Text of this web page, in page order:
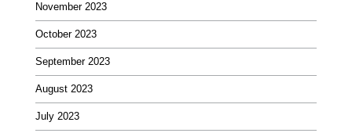
November 2023
October 2023
September 2023
August 2023
July 2023